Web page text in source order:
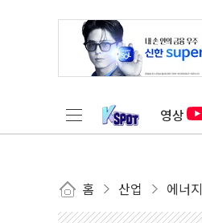
영상
홈 산업 에너지